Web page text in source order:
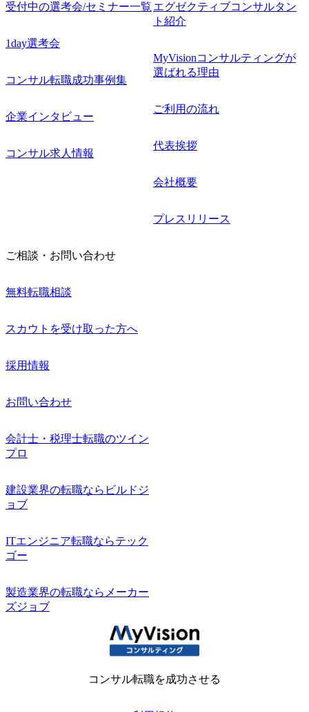
受付中の選考会/セミナー一覧
1day選考会
コンサル転職成功事例集
企業インタビュー
コンサル求人情報
エグゼクティブコンサルタン
ト紹介
MyVisionコンサルティングが
選ばれる理由
ご利用の流れ
代表挨拶
会社概要
プレスリリース
ご相談・お問い合わせ
無料転職相談
スカウトを受け取った方へ
採用情報
お問い合わせ
会計士・税理士転職のツイン
プロ
建設業界の転職ならビルドジ
ョブ
ITエンジニア転職ならテック
ゴー
製造業界の転職ならメーカー
ズジョブ
コンサル転職を成功させる